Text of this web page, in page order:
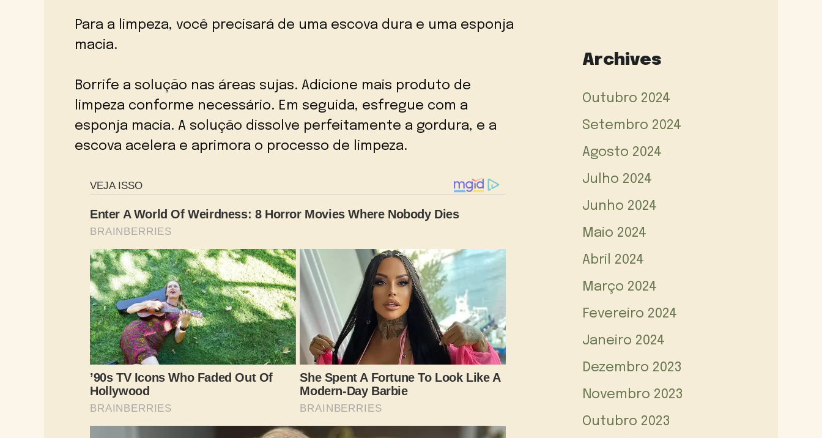
Para a limpeza, você precisará de uma escova dura e uma esponja
macia.
Borrife a solução nas áreas sujas. Adicione mais produto de
limpeza conforme necessário. Em seguida, esfregue com a
esponja macia. A solução dissolve perfeitamente a gordura, e a
escova acelera e aprimora o processo de limpeza.
Archives
Outubro 2024
Setembro 2024
Agosto 2024
Julho 2024
Junho 2024
Maio 2024
Abril 2024
Março 2024
Fevereiro 2024
Janeiro 2024
Dezembro 2023
Novembro 2023
Outubro 2023